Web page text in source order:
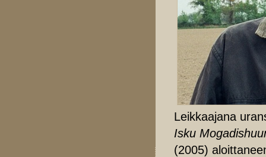
Leikkaajana
Isku
(2005)